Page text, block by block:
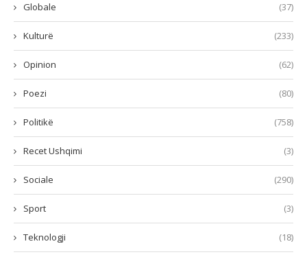
Globale (37)
Kulturë (233)
Opinion (62)
Poezi (80)
Politikë (758)
Recet Ushqimi (3)
Sociale (290)
Sport (3)
Teknologji (18)